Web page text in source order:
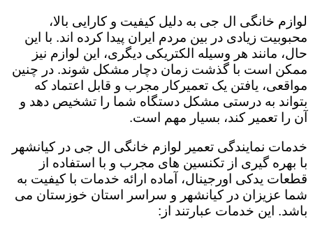
لوازم خانگی ال جی به دلیل کیفیت و کارایی بالا،
محبوبیت زیادی در بین مردم ایران پیدا کرده اند. با این
حال، مانند هر وسیله الکتریکی دیگری، این لوازم نیز
ممکن است با گذشت زمان دچار مشکل شوند. در چنین
مواقعی، یافتن یک تعمیرکار مجرب و قابل اعتماد که
بتواند به درستی مشکل دستگاه شما را تشخیص دهد و
آن را تعمیر کند، بسیار مهم است.
خدمات نمایندگی تعمیر لوازم خانگی ال جی در کیانشهر
با بهره گیری از تکنسین های مجرب و با استفاده از
قطعات یدکی اورجینال، آماده ارائه خدمات با کیفیت به
شما عزیزان در کیانشهر و سراسر استان خوزستان می
باشد. این خدمات عبارتند از: